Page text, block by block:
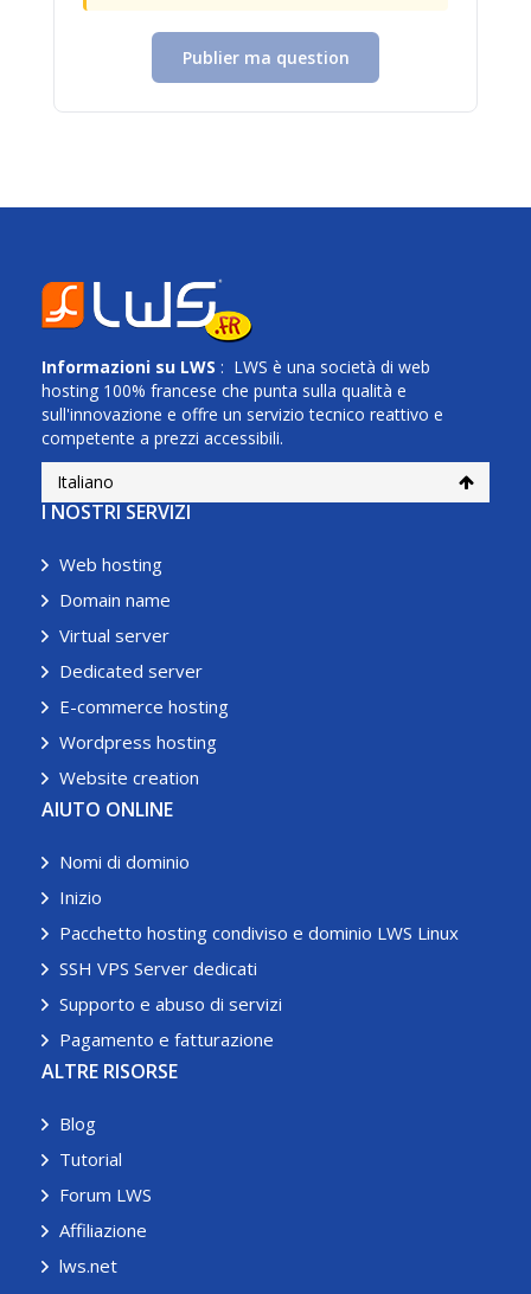
Publier ma question
Informazioni su LWS : LWS è una società di web
hosting 100% francese che punta sulla qualità e
sull'innovazione e offre un servizio tecnico reattivo e
competente a prezzi accessibili.
Italiano
I NOSTRI SERVIZI
Web hosting
Domain name
Virtual server
Dedicated server
E-commerce hosting
Wordpress hosting
Website creation
AIUTO ONLINE
Nomi di dominio
Inizio
Pacchetto hosting condiviso e dominio LWS Linux
SSH VPS Server dedicati
Supporto e abuso di servizi
Pagamento e fatturazione
ALTRE RISORSE
Blog
Tutorial
Forum LWS
Affiliazione
lws.net